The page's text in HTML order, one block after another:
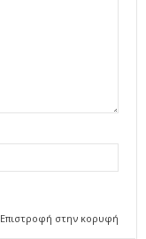
Επιστροφή στην κορυφή